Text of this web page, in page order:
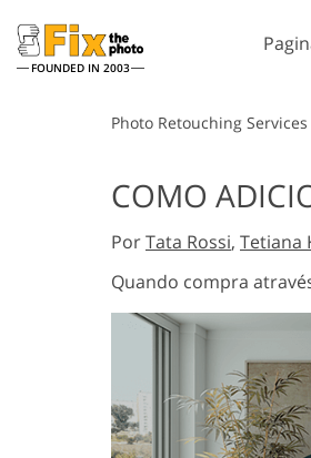
FOUNDED IN 2003
Serviços de retoque de
Serviços de Edição de
de Casamento
Lightroom
Predefinições de
Lightroom
Coleções inteiras de
predefinições de LR
Predefinições de melhor
oferta
Coleção móvel
Photo Retouching Services
COMO
PorTata Rossi, Tetiana
Quando compra